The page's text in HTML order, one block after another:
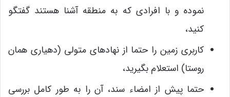
نموده و با افرادی که به منطقه آشنا هستند گفتگو
کنید،
کاربری زمین را حتما از نهاد‌های متولی (دهیاری همان
روستا) استعلام بگیرید،
حتما پیش از امضاء سند، آن را به طور کامل بررسی